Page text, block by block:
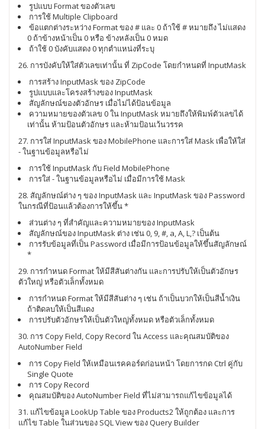
รูปแบบ Format ของตัวเลข
การใช้ Multiple Clipboard
ข้อแตกต่างระหว่าง Format ของ # และ 0 ถ้าใช้ # หมายถึง ไม่แสดง
0 ถ้าข้างหน้าเป็น 0 หรือ ข้างหลังเป็น 0 หมด
ถ้าใช้ 0 บังคับแสดง 0 ทุกตำแหน่งที่ระบุ
26. การบังคับให้ใส่ตัวเลขเท่านั้น ที่ ZipCode โดยกำหนดที่ InputMask
การสร้าง InputMask ของ ZipCode
รูปแบบและโครงสร้างของ InputMask
สัญลักษณ์ของตัวอักษร เมื่อไม่ได้ป้อนข้อมูล
ความหมายของตัวเลข 0 ใน InputMask หมายถึงให้พิมพ์ตัวเลขได้
เท่านั้น ห้ามป้อนตัวอักษร และห้ามป้อนเว้นวรรค
27. การใส่ InputMask ของ MobilePhone และการใส่ Mask เพื่อให้ใส่
- ในฐานข้อมูลหรือไม่
การใช้ InputMask กับ Field MobilePhone
การใส่ - ในฐานข้อมูลหรือไม่ เมื่อมีการใช้ Mask
28. สัญลักษณ์ต่าง ๆ ของ InputMask และ InputMask ของ Password
ในกรณีที่ป้อนแล้วต้องการให้ขึ้น *
ส่วนต่าง ๆ ที่สำคัญและความหมายของ InputMask
สัญลักษณ์ของ InputMask ต่าง เช่น 0, 9, #, a, A, L,? เป็นต้น
การรับข้อมูลที่เป็น Password เมื่อมีการป้อนข้อมูลให้ขึ้นสัญลักษณ์
*
29. การกำหนด Format ให้มีสีสันต่างกัน และการปรับให้เป็นตัวอักษร
ตัวใหญ่ หรือตัวเล็กทั้งหมด
การกำหนด Format ให้มีสีสันต่าง ๆ เช่น ถ้าเป็นบวกให้เป็นสีน้ำเงิน
ถ้าติดลบให้เป็นสีแดง
การปรับตัวอักษรให้เป็นตัวใหญ่ทั้งหมด หรือตัวเล็กทั้งหมด
30. การ Copy Field, Copy Record ใน Access และคุณสมบัติของ
AutoNumber Field
การ Copy Field ให้เหมือนเรคคอร์ดก่อนหน้า โดยการกด Ctrl คู่กับ
Single Quote
การ Copy Record
คุณสมบัติของ AutoNumber Field ที่ไม่สามารถแก้ไขข้อมูลได้
31. แก้ไขข้อมูล LookUp Table ของ Products2 ให้ถูกต้อง และการ
แก้ไข Table ในส่วนของ SQL View ของ Query Builder